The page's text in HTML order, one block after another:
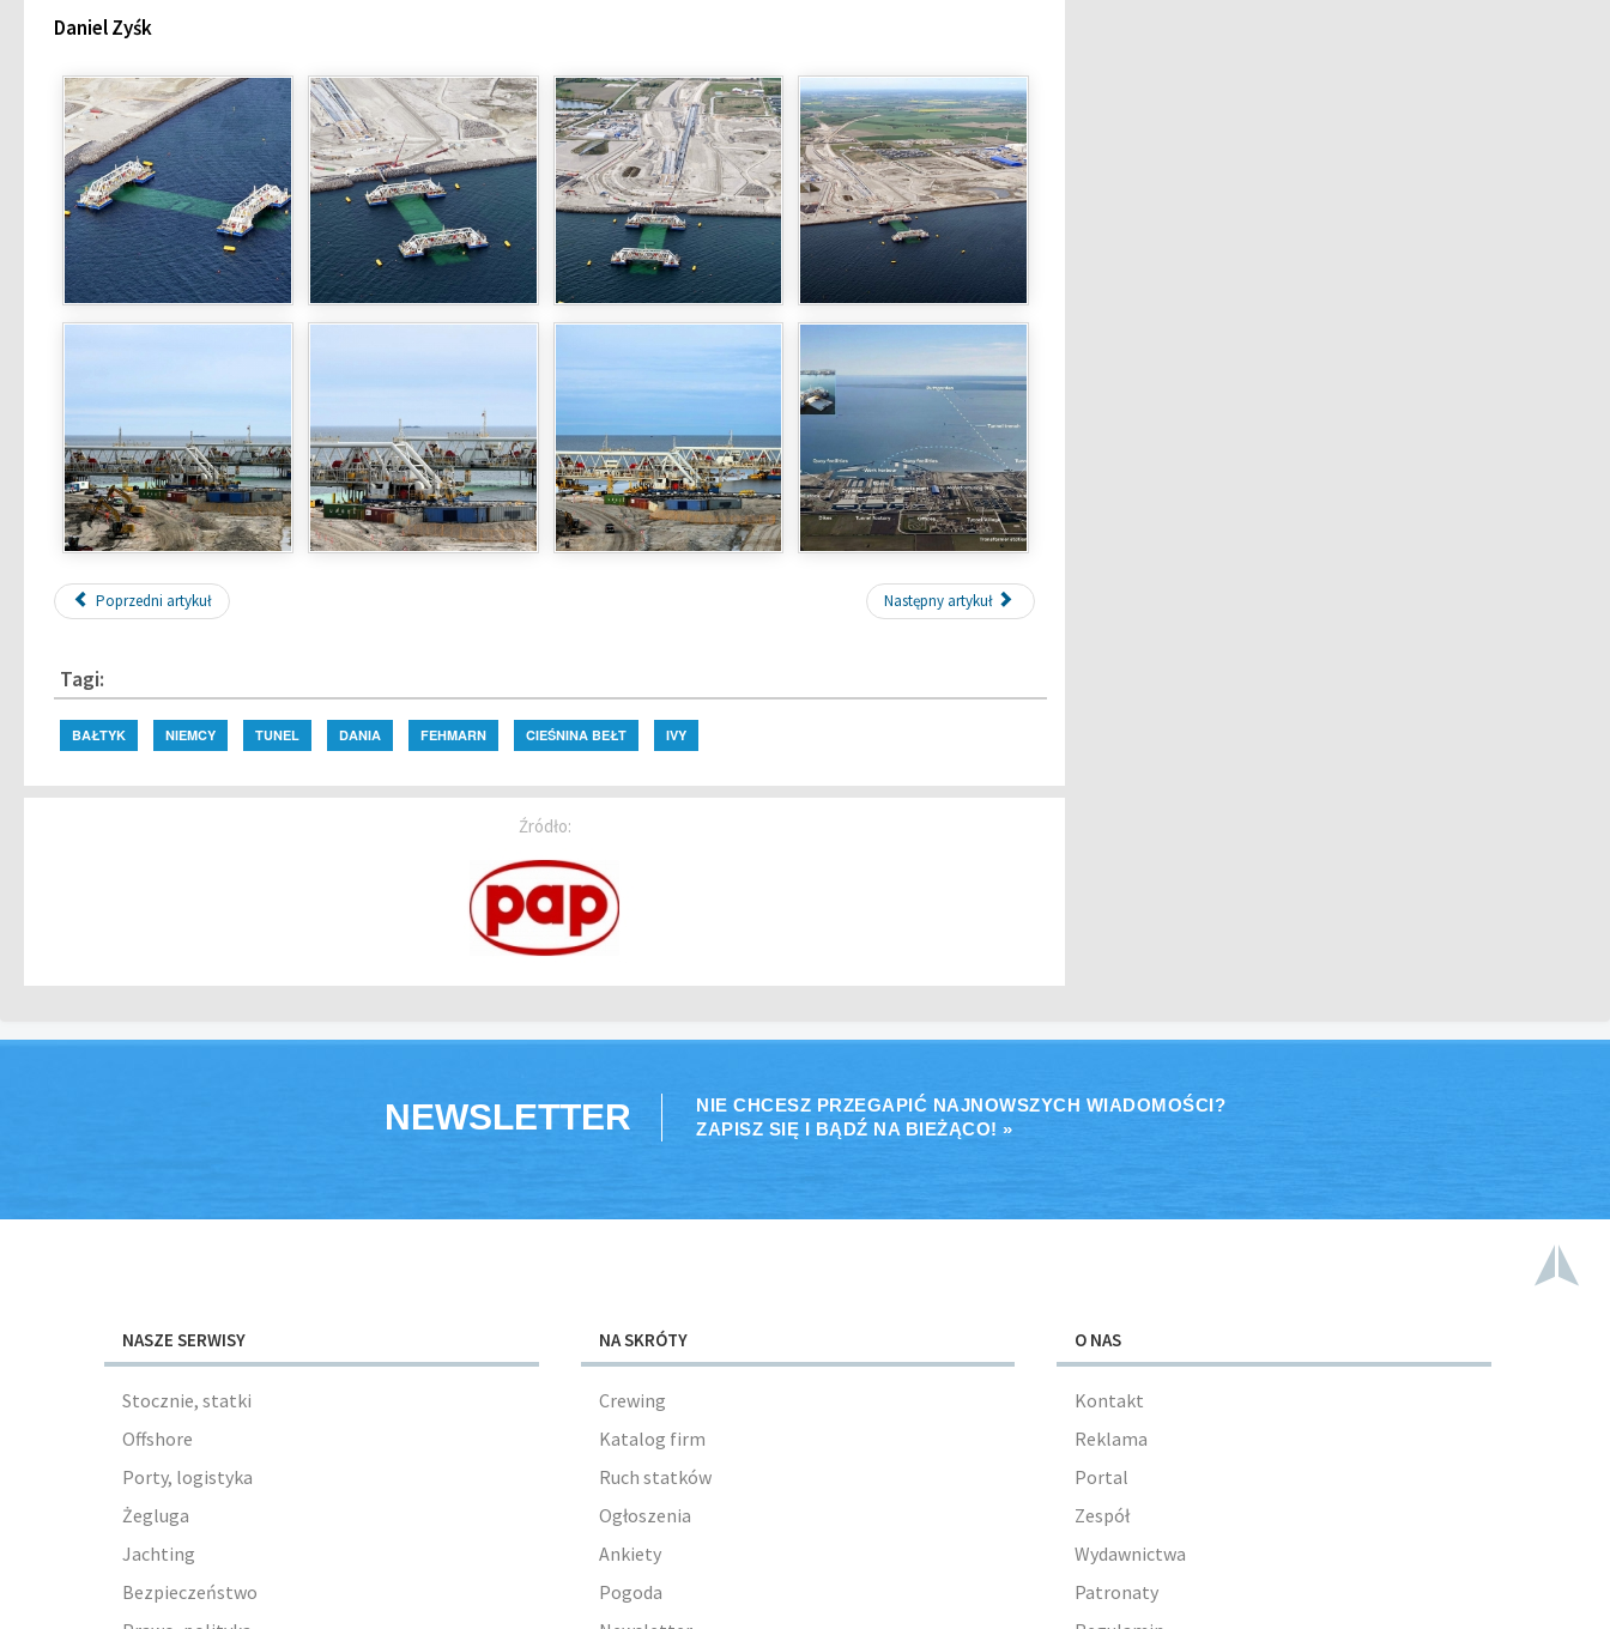
Daniel Zyśk
Poprzedni artykuł Następny artykuł
Tagi:
BAŁTYK NIEMCY TUNEL DANIA FEHMARN CIEŚNINA BEŁT IVY
Źródło:
NEWSLETTER
NIE CHCESZ PRZEGAPIĆ NAJNOWSZYCH WIADOMOŚCI?
ZAPISZ SIĘ I BĄDŹ NA BIEŻĄCO! »
NASZE SERWISY
Stocznie, statki
Offshore
Porty, logistyka
Żegluga
Jachting
Bezpieczeństwo
NA SKRÓTY
Crewing
Katalog firm
Ruch statków
Ogłoszenia
Ankiety
Pogoda
O NAS
Kontakt
Reklama
Portal
Zespół
Wydawnictwa
Patronaty